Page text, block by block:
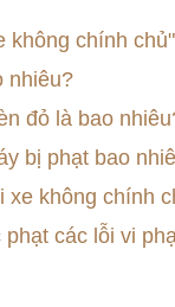
không chính
nhiêu?
đỏ là bao
bị phạt bao
xe không chính
các lỗi vi